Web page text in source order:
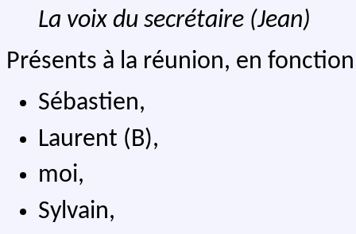
La voix du secrétaire (Jean)
Présents à la réunion, en
Sébastien,
Laurent (B),
moi,
Sylvain,